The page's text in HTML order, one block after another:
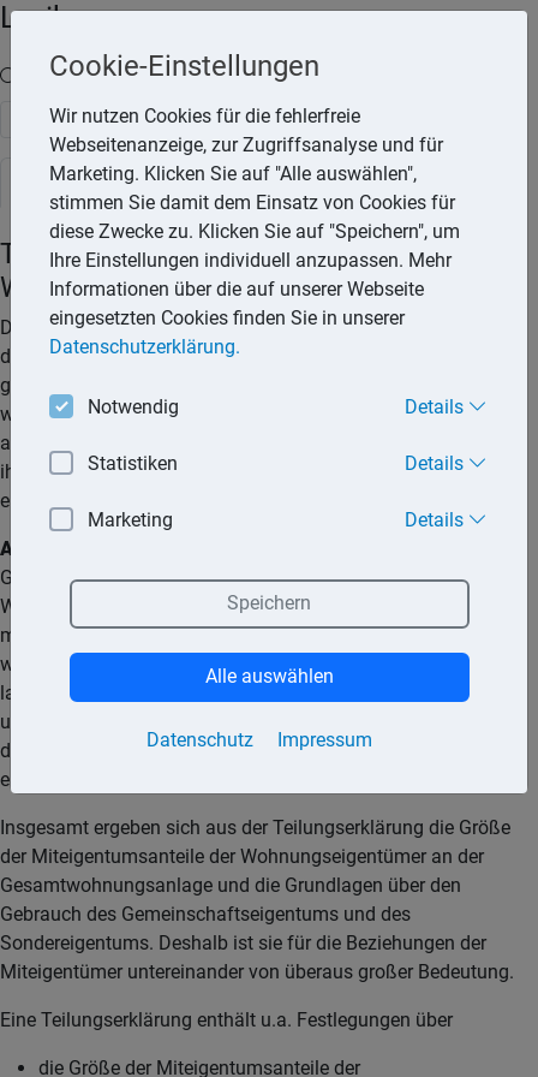
Lexika
Volltext-Suche in den Lexika
Suchen
Rechtslexikon
Teilungserklärung beim
Wohnungseigentum
Die Teilungserklärung ist die Grundlage für die Eintragung
des Wohnungseigentums in das Grundbuch. Darin wird
genau festgelegt, welche Flächen zum Sondereigentum und
welche zum Gemeinschaftseigentum gehören. Aufgeführt ist
auch, ob bzw. welche Sondernutzungsrechte vorliegen. Bei
ihren Beschreibungen verweist die Teilungserklärung auf
einen Aufteilungsplan, der Pflichtbestandteil der Erklärung ist.
Achtung:
Gemeinschaftseigentum und Sondereigentum hat für den
Wohnungseigentümer weitreichende Konsequenzen. So
muss etwa bei baulichen Veränderungen zunächst geprüft
werden, ob eine Zustimmung der Eigentümergemeinschaft
laut Teilungserklärung vorgesehen ist. Bei Instandhaltung
und Instandsetzung einer aufgeteilten Wohnanlage werden
die Lasten und Kosten gemäß der Teilungserklärung auf die
einzelnen Eigentümer verteilt.
Insgesamt ergeben sich aus der Teilungserklärung die Größe
der Miteigentumsanteile der Wohnungseigentümer an der
Gesamtwohnungsanlage und die Grundlagen über den
Gebrauch des Gemeinschaftseigentums und des
Sondereigentums. Deshalb ist sie für die Beziehungen der
Miteigentümer untereinander von überaus großer Bedeutung.
Eine Teilungserklärung enthält u.a. Festlegungen über
die Größe der Miteigentumsanteile der
Cookie-Einstellungen
Wir nutzen Cookies für die fehlerfreie
Webseitenanzeige, zur Zugriffsanalyse und für
Marketing. Klicken Sie auf "Alle auswählen",
stimmen Sie damit dem Einsatz von Cookies für
diese Zwecke zu. Klicken Sie auf "Speichern", um
Ihre Einstellungen individuell anzupassen. Mehr
Informationen über die auf unserer Webseite
eingesetzten Cookies finden Sie in unserer
Datenschutzerklärung.
Notwendig Details
Statistiken Details
Marketing Details
Datenschutz Impressum
Speichern
Alle auswählen